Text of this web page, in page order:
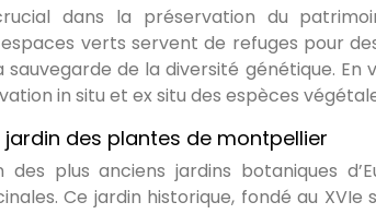
dans la préservation du
verts servent de refuges pour
de la diversité génétique. En
in situ et ex situ des espèces
des plantes de montpellier
plus anciens jardins botaniques
Ce jardin historique, fondé au XVIe